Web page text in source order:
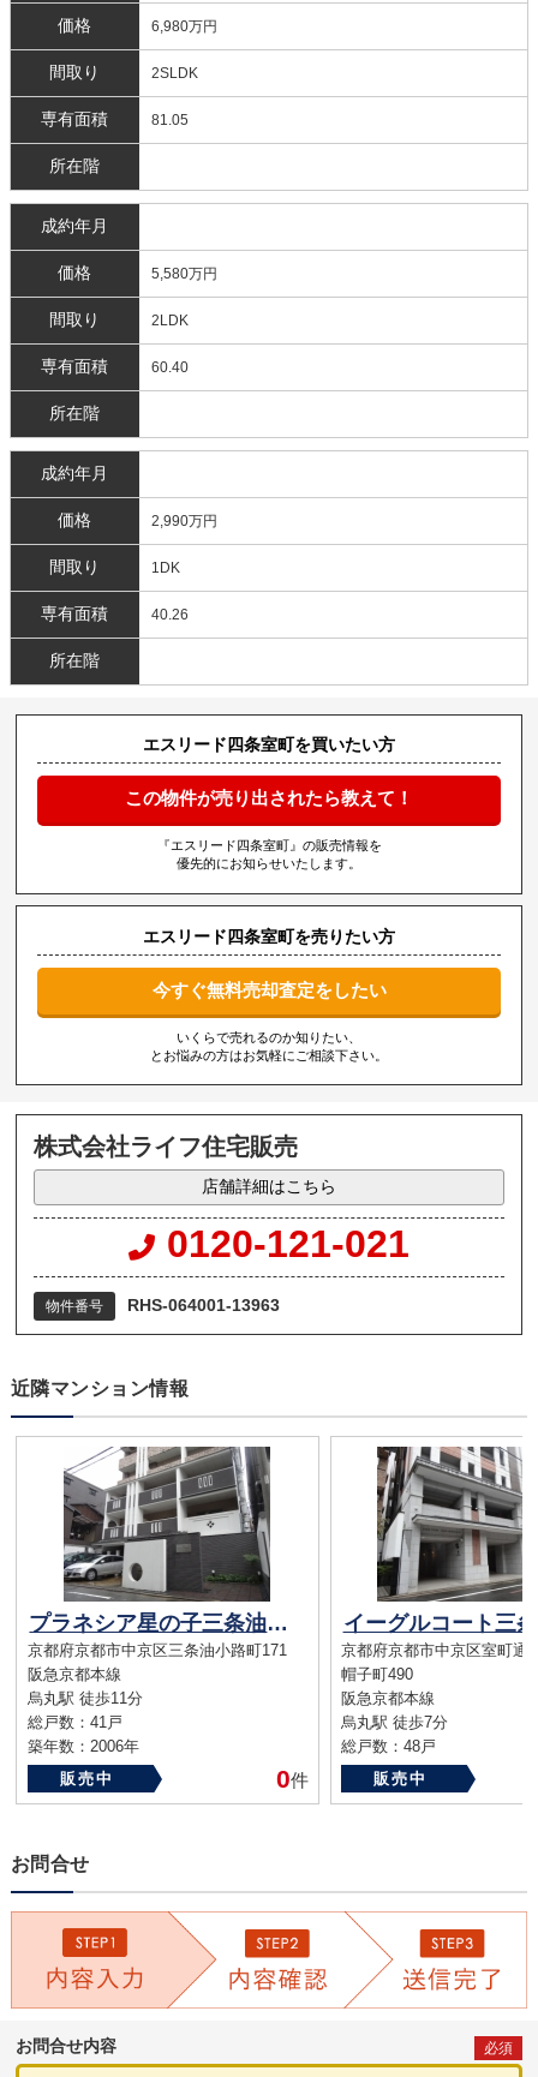
価格 6,980万円
間取り 2SLDK
専有面積 81.05
所在階
成約年月
価格 5,580万円
間取り 2LDK
専有面積 60.40
所在階
成約年月
価格 2,990万円
間取り 1DK
専有面積 40.26
所在階
エスリード四条室町を買いたい方
この物件が売り出されたら教えて！
『エスリード四条室町』の販売情報を
優先的にお知らせいたします。
エスリード四条室町を売りたい方
今すぐ無料売却査定をしたい
いくらで売れるのか知りたい、
とお悩みの方はお気軽にご相談下さい。
株式会社ライフ住宅販売
店舗詳細はこちら
0120-121-021
物件番号 RHS-064001-13963
近隣マンション情報
プラネシア星の子三条油小路
京都府京都市中京区三条油小路町171
阪急京都本線
烏丸駅 徒歩11分
総戸数：41戸
築年数：2006年
販売中
0件
イーグルコート三
京都府京都市中京区室町通
帽子町490
阪急京都本線
烏丸駅 徒歩7分
総戸数：48戸
築年数：2012年
販売中
お問合せ
お問合せ内容 必須